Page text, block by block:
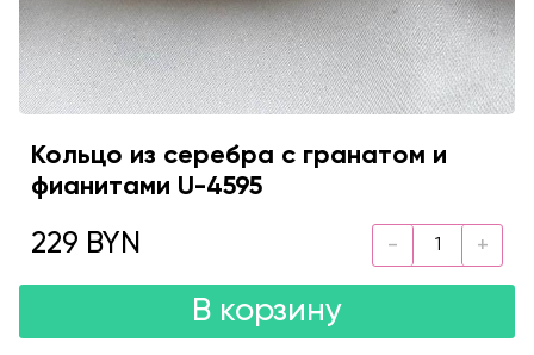
Кольцо из серебра с гранатом и
фианитами U-4595
229 BYN
В корзину